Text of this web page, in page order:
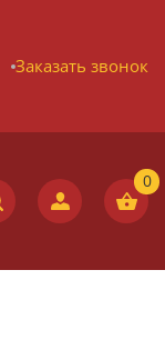
Заказать звонок